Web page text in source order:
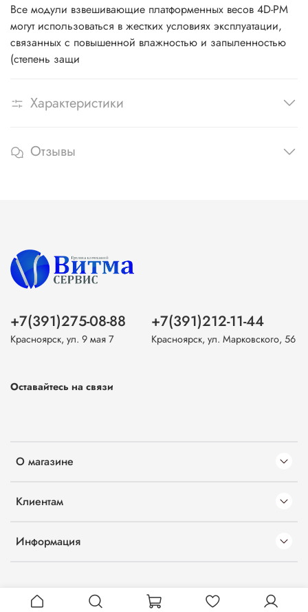
Все модули взвешивающие платформенных весов 4D-PM
могут использоваться в жестких условиях эксплуатации,
связанных с повышенной влажностью и запыленностью
(степень защи
Характеристики
Отзывы
О магазине
Клиентам
Информация
+7(391)275-08-88
Красноярск, ул. 9 мая 7
+7(391)212-11-44
Красноярск, ул. Марковского, 56
Оставайтесь на связи